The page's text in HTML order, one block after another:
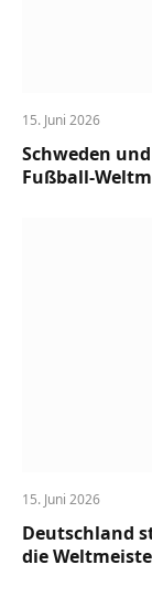
15. Juni 2026
Schweden
Fußball-
15. Juni 2026
Deutschland
die